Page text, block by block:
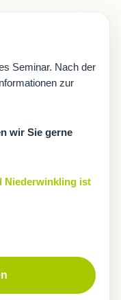
Seminar. Nach der
zur
wir Sie gerne
Niederwinkling ist